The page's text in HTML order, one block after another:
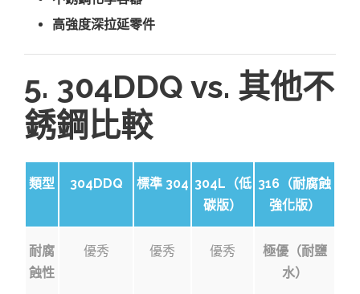
高強度深拉延零件
5. 304DDQ vs. 其他不
銹鋼比較
類型 304DDQ 標準 304 304L（低
碳版）
316（耐腐蝕
強化版）
耐腐
蝕性
優秀 優秀 優秀
極優（耐鹽
水）